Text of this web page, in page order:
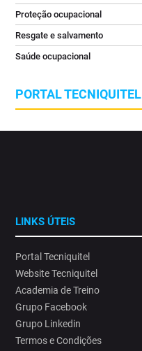
Proteção ocupacional
Resgate e salvamento
Saúde ocupacional
PORTAL TECNIQUITEL
LINKS ÚTEIS
Portal Tecniquitel
Website Tecniquitel
Academia de Treino
Grupo Facebook
Grupo Linkedin
Termos e Condições